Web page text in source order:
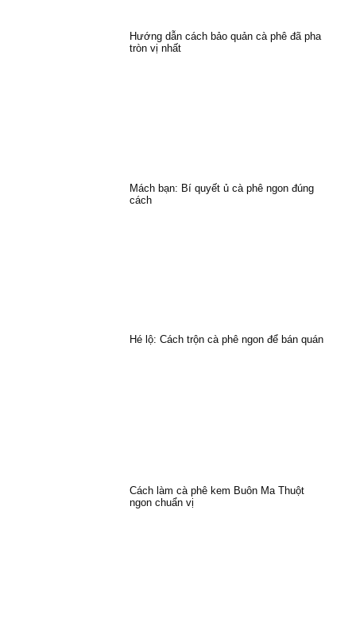
Hướng dẫn cách bảo quản cà phê đã pha
tròn vị nhất
Mách bạn: Bí quyết ủ cà phê ngon đúng
cách
Hé lộ: Cách trộn cà phê ngon để bán quán
Cách làm cà phê kem Buôn Ma Thuột
ngon chuẩn vị